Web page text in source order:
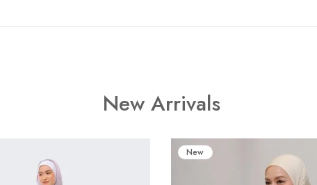
New Arrivals
New